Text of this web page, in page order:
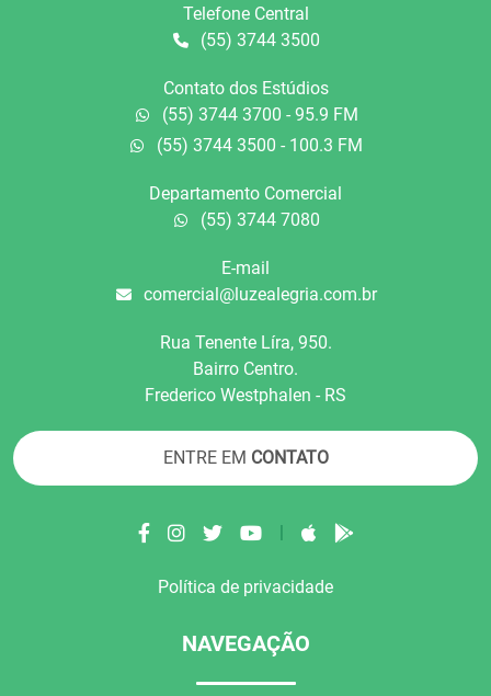
Telefone Central
(55) 3744 3500
Contato dos Estúdios
(55) 3744 3700 - 95.9 FM
(55) 3744 3500 - 100.3 FM
Departamento Comercial
(55) 3744 7080
E-mail
comercial@luzealegria.com.br
Rua Tenente Líra, 950.
Bairro Centro.
Frederico Westphalen - RS
ENTRE EM CONTATO
|
Política de privacidade
NAVEGAÇÃO